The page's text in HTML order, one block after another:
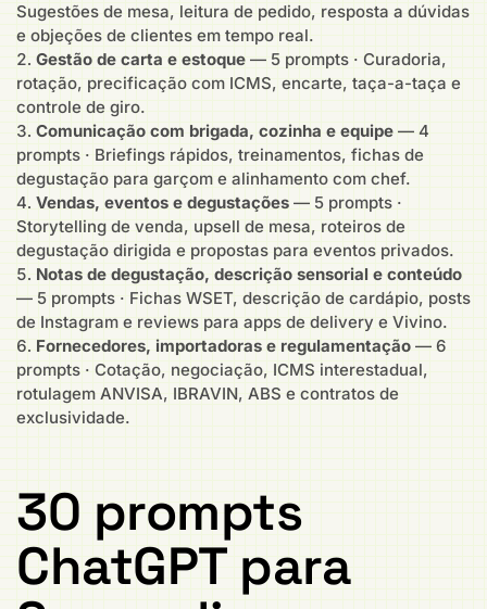
Sugestões de mesa, leitura de pedido, resposta a dúvidas
e objeções de clientes em tempo real.
Gestão de carta e estoque — 5 prompts · Curadoria,
rotação, precificação com ICMS, encarte, taça-a-taça e
controle de giro.
Comunicação com brigada, cozinha e equipe — 4
prompts · Briefings rápidos, treinamentos, fichas de
degustação para garçom e alinhamento com chef.
Vendas, eventos e degustações — 5 prompts ·
Storytelling de venda, upsell de mesa, roteiros de
degustação dirigida e propostas para eventos privados.
Notas de degustação, descrição sensorial e conteúdo
— 5 prompts · Fichas WSET, descrição de cardápio, posts
de Instagram e reviews para apps de delivery e Vivino.
Fornecedores, importadoras e regulamentação — 6
prompts · Cotação, negociação, ICMS interestadual,
rotulagem ANVISA, IBRAVIN, ABS e contratos de
exclusividade.
30 prompts
ChatGPT para